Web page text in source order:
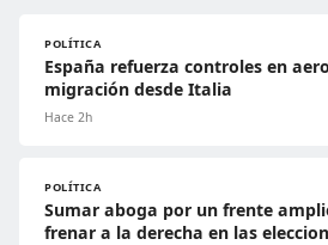
POLÍTICA
España refuerza controles en
migración desde Italia
Hace 2h
POLÍTICA
Sumar aboga por un frente
frenar a la derecha en las